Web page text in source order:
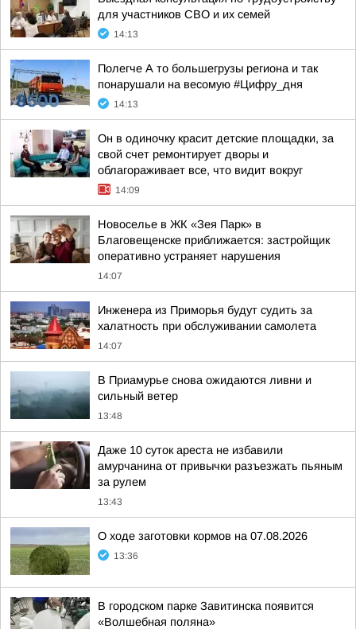
для участников СВО и их семей
14:13
Полегче А то большегрузы региона и так
понарушали на весомую #Цифру_дня
14:13
Он в одиночку красит детские площадки, за
свой счет ремонтирует дворы и
облагораживает все, что видит вокруг
14:09
Новоселье в ЖК «Зея Парк» в
Благовещенске приближается: застройщик
оперативно устраняет нарушения
14:07
Инженера из Приморья будут судить за
халатность при обслуживании самолета
14:07
В Приамурье снова ожидаются ливни и
сильный ветер
13:48
Даже 10 суток ареста не избавили
амурчанина от привычки разъезжать пьяным
за рулем
13:43
О ходе заготовки кормов на 07.08.2026
13:36
В городском парке Завитинска появится
«Волшебная поляна»